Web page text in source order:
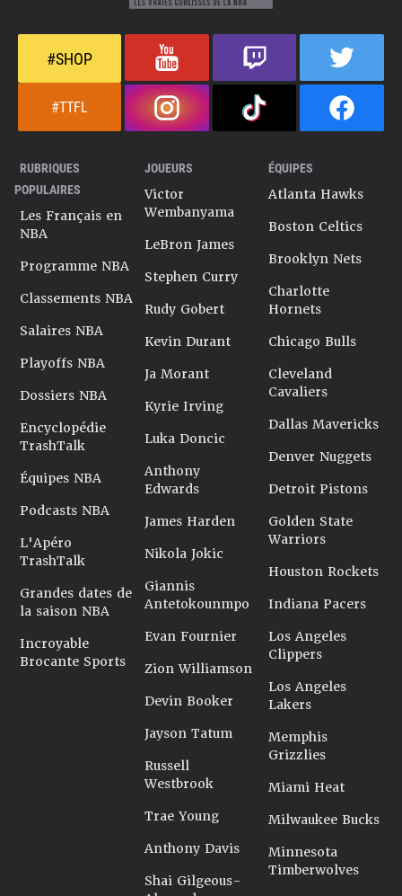
#SHOP
#TTFL
RUBRIQUES
POPULAIRES
Les Français en
NBA
Programme NBA
Classements NBA
Salaires NBA
Playoffs NBA
Dossiers NBA
Encyclopédie
TrashTalk
Équipes NBA
Podcasts NBA
L'Apéro
TrashTalk
Grandes dates de
la saison NBA
Incroyable
Brocante Sports
JOUEURS
Victor
Wembanyama
LeBron James
Stephen Curry
Rudy Gobert
Kevin Durant
Ja Morant
Kyrie Irving
Luka Doncic
Anthony
Edwards
James Harden
Nikola Jokic
Giannis
Antetokounmpo
Evan Fournier
Zion Williamson
Devin Booker
Jayson Tatum
Russell
Westbrook
Trae Young
Anthony Davis
Shai Gilgeous-
ÉQUIPES
Atlanta Hawks
Boston Celtics
Brooklyn Nets
Charlotte
Hornets
Chicago Bulls
Cleveland
Cavaliers
Dallas Mavericks
Denver Nuggets
Detroit Pistons
Golden State
Warriors
Houston Rockets
Indiana Pacers
Los Angeles
Clippers
Los Angeles
Lakers
Memphis
Grizzlies
Miami Heat
Milwaukee Bucks
Minnesota
Timberwolves